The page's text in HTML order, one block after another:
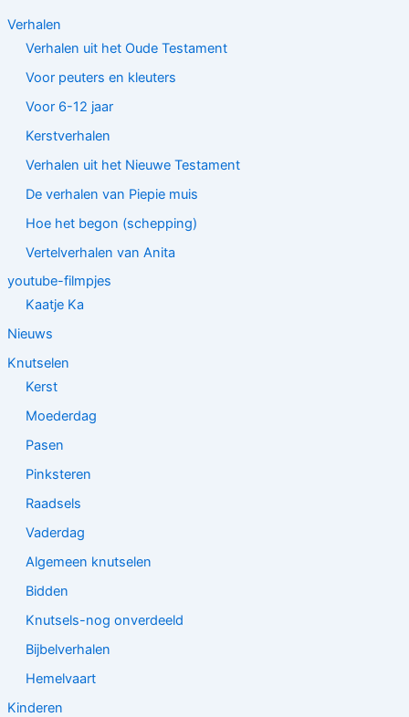
Verhalen
Verhalen uit het Oude Testament
Voor peuters en kleuters
Voor 6-12 jaar
Kerstverhalen
Verhalen uit het Nieuwe Testament
De verhalen van Piepie muis
Hoe het begon (schepping)
Vertelverhalen van Anita
youtube-filmpjes
Kaatje Ka
Nieuws
Knutselen
Kerst
Moederdag
Pasen
Pinksteren
Raadsels
Vaderdag
Algemeen knutselen
Bidden
Knutsels-nog onverdeeld
Bijbelverhalen
Hemelvaart
Kinderen